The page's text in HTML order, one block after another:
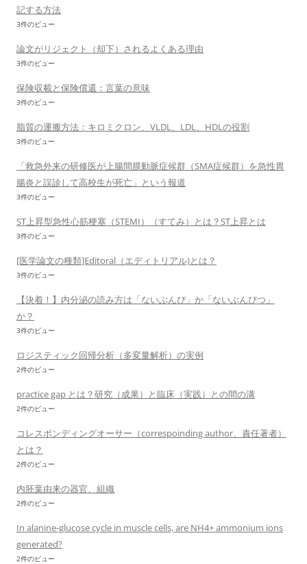
記する方法
3件のビュー
論文がリジェクト（却下）されるよくある理由
3件のビュー
保険収載と保険償還：言葉の意味
3件のビュー
脂質の運搬方法：キロミクロン、VLDL、LDL、HDLの役割
3件のビュー
「救急外来の研修医が上腸間膜動脈症候群（SMA症候群）を急性胃
腸炎と誤診して高校生が死亡」という報道
3件のビュー
ST上昇型急性心筋梗塞（STEMI）（すてみ）とは？ST上昇とは
3件のビュー
[医学論文の種類]Editoral（エディトリアル)とは？
3件のビュー
【決着！】内分泌の読み方は「ないぶんぴ」か「ないぶんぴつ」
か？
3件のビュー
ロジスティック回帰分析（多変量解析）の実例
2件のビュー
practice gap とは？研究（成果）と臨床（実践）との間の溝
2件のビュー
コレスポンディングオーサー（correspoinding author、責任著者）
とは？
2件のビュー
内胚葉由来の器官、組織
2件のビュー
In alanine-glucose cycle in muscle cells, are NH4+ ammonium ions
generated?
2件のビュー